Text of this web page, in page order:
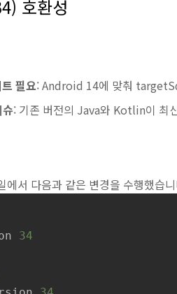
호환성
필요: Android 14에 맞춰
: 기존 버전의 Java와 Kotlin이 최
에서 다음과 같은 변경을 수행했습
34